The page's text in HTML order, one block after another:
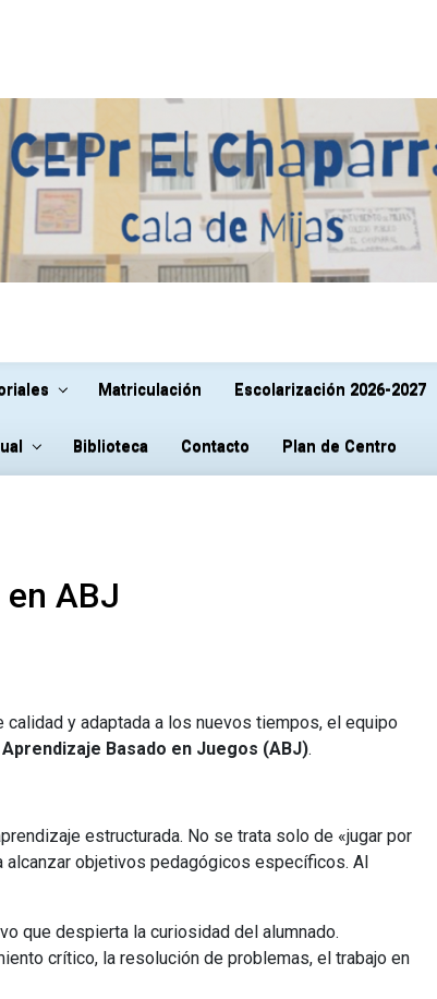
Matriculación Escolarización 2026-2027
Biblioteca Contacto Plan de Centro
ABJ
y adaptada a los nuevos tiempos, el equipo
Aprendizaje Basado en Juegos (ABJ).
estructurada. No se trata solo de «jugar por
alcanzar objetivos pedagógicos específicos. Al
que despierta la curiosidad del alumnado.
crítico, la resolución de problemas, el trabajo en